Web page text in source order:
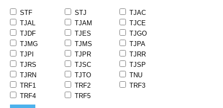
STF STJ
TJAC
TJAL
TJAM
TJCE
TJDF
TJES
TJGO
TJMG
TJMS
TJPA
TJPI
TJPR
TJRR
TJRS
TJSC
TJSP
TJRN
TJTO
TNU
TRF1
TRF2
TRF3
TRF4
TRF5